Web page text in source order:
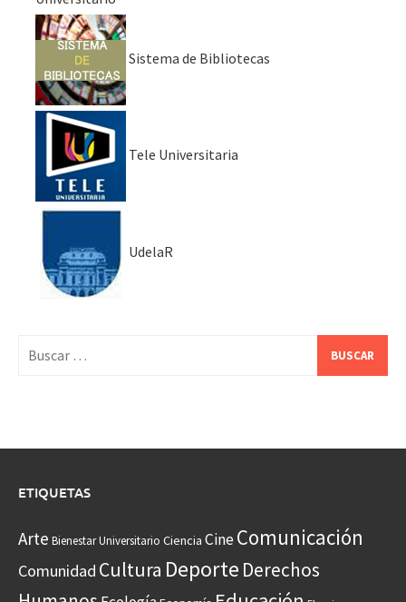
Sistema de Bibliotecas
Tele Universitaria
UdelaR
ETIQUETAS
Arte Bienestar Universitario Ciencia CineComunicación
Comunidad Cultura Deporte Derechos